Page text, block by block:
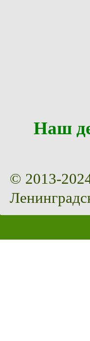
Наш
© 2013-